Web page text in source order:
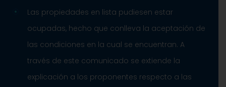
Las propiedades en lista pudiesen estar
ocupadas, hecho que conlleva la aceptación de
las condiciones en la cual se encuentran. A
través de este comunicado se extiende la
explicación a los proponentes respecto a las